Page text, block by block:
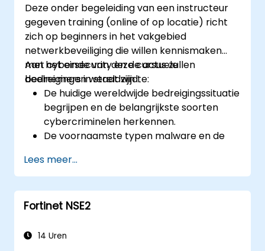
Deze onder begeleiding van een instructeur
gegeven training (online of op locatie) richt
zich op beginners in het vakgebied
netwerkbeveiliging die willen kennismaken
met cybersecurity en de actuele
bedreigingen wereldwijd.
Aan het einde van deze cursus zullen
deelnemers in staat zijn te:
De huidige wereldwijde bedreigingssituatie
begrijpen en de belangrijkste soorten
cybercriminelen herkennen.
De voornaamste typen malware en de
De basisprincipes van netwerkbeveiliging
en het belang van een meerdelige
beveiligingsbenadering begrijpen.
Meer leren over Fortinet's Security Fabric
cybersecurityuitdagingen aan te pakken.
Lees meer...
Fortinet NSE2
14 Uren